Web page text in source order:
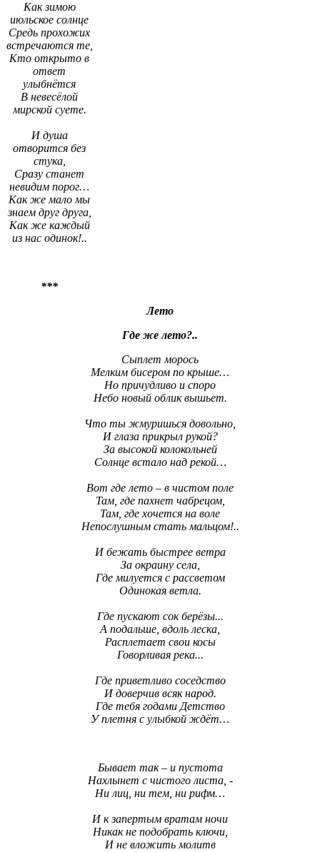
Как зимою
июльское солнце
Средь прохожих
встречаются те,
Кто открыто в
ответ
улыбнётся
В невесёлой
мирской суете.
И душа
отворится без
стука,
Сразу станет
невидим порог…
Как же мало мы
знаем друг друга,
Как же каждый
из нас одинок!..
***
Лето
Где же лето?..
Сыплет морось
Мелким бисером по крыше…
Но причудливо и споро
Небо новый облик вышьет.
Что ты жмуришься довольно,
И глаза прикрыл рукой?
За высокой колокольней
Солнце встало над рекой…
Вот где лето – в чистом поле
Там, где пахнет чабрецом,
Там, где хочется на воле
Непослушным стать мальцом!..
И бежать быстрее ветра
За окраину села,
Где милуется с рассветом
Одинокая ветла.
Где пускают сок берёзы...
А подальше, вдоль леска,
Расплетает свои косы
Говорливая река...
Где приветливо соседство
И доверчив всяк народ.
Где тебя годами Детство
У плетня с улыбкой ждёт…
Бывает так – и пустота
Нахлынет с чистого листа, -
Ни лиц, ни тем, ни рифм…
И к запертым вратам ночи
Никак не подобрать ключи,
И не вложить молитв